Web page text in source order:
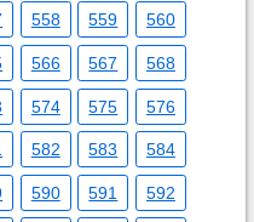
558 559 560
566 567 568
574 575 576
582 583 584
590 591 592